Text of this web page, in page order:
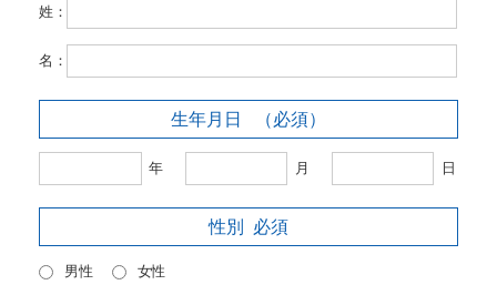
姓：
名：
生年月日 （必須）
年 月 日
性別 必須
男性 女性